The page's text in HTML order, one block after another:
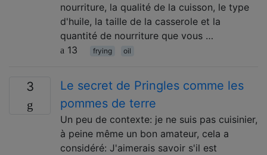
nourriture, la qualité de la cuisson, le type
d'huile, la taille de la casserole et la
quantité de nourriture que vous …
13
frying oil
3
Le secret de Pringles comme les
pommes de terre
Un peu de contexte: je ne suis pas cuisinier,
à peine même un bon amateur, cela a
considéré: J'aimerais savoir s'il est